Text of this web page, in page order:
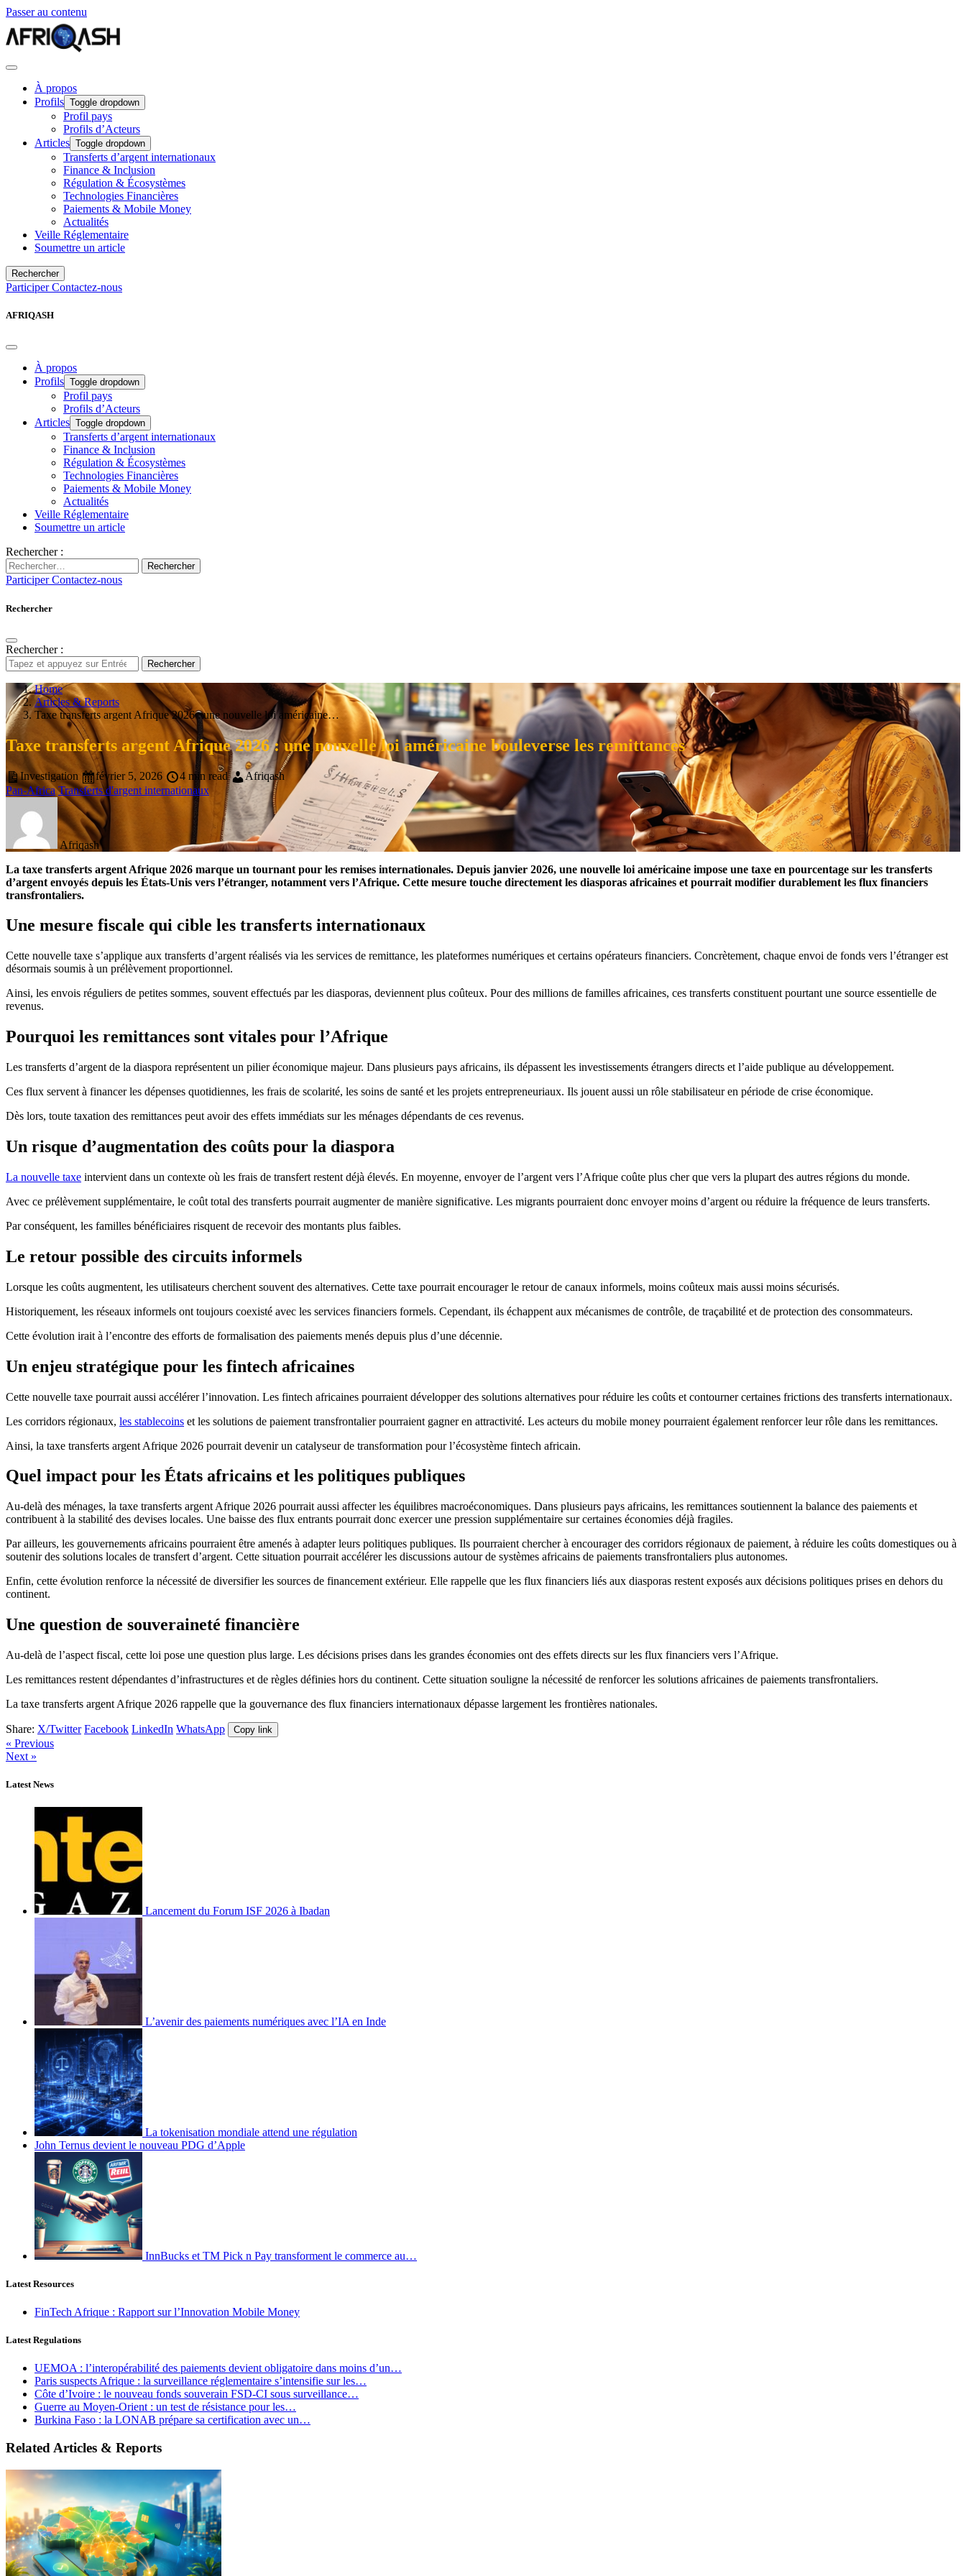
Passer au contenu
À propos
Profils Toggle dropdown
Profil pays
Profils d’Acteurs
Articles Toggle dropdown
Transferts d’argent internationaux
Finance & Inclusion
Régulation & Écosystèmes
Technologies Financières
Paiements & Mobile Money
Actualités
Veille Réglementaire
Soumettre un article
Rechercher
ParticiperContactez-nous
AFRIQASH
À propos
Profils Toggle dropdown
Profil pays
Profils d’Acteurs
Articles Toggle dropdown
Transferts d’argent internationaux
Finance & Inclusion
Régulation & Écosystèmes
Technologies Financières
Paiements & Mobile Money
Actualités
Veille Réglementaire
Soumettre un article
Rechercher :
Rechercher
ParticiperContactez-nous
Rechercher
Rechercher :
Rechercher
Home
Articles & Reports
Taxe transferts argent Afrique 2026 : une nouvelle loi américaine…
Taxe transferts argent Afrique 2026 : une nouvelle loi américaine bouleverse les remittances
Investigation février 5, 2026 4 min read
Afriqash
Pan-Africa Transferts d'argent internationaux
Afriqash
La taxe transferts argent Afrique 2026 marque un tournant pour les remises internationales. Depuis janvier 2026, une nouvelle loi américaine impose une taxe en pourcentage sur les transferts
d’argent envoyés depuis les États-Unis vers l’étranger, notamment vers l’Afrique. Cette mesure touche directement les diasporas africaines et pourrait modifier durablement les flux financiers
transfrontaliers.
Une mesure fiscale qui cible les transferts internationaux
Cette nouvelle taxe s’applique aux transferts d’argent réalisés via les services de remittance, les plateformes numériques et certains opérateurs financiers. Concrètement, chaque envoi de fonds vers l’étranger est
désormais soumis à un prélèvement proportionnel.
Ainsi, les envois réguliers de petites sommes, souvent effectués par les diasporas, deviennent plus coûteux. Pour des millions de familles africaines, ces transferts constituent pourtant une source essentielle de
revenus.
Pourquoi les remittances sont vitales pour l’Afrique
Les transferts d’argent de la diaspora représentent un pilier économique majeur. Dans plusieurs pays africains, ils dépassent les investissements étrangers directs et l’aide publique au développement.
Ces flux servent à financer les dépenses quotidiennes, les frais de scolarité, les soins de santé et les projets entrepreneuriaux. Ils jouent aussi un rôle stabilisateur en période de crise économique.
Dès lors, toute taxation des remittances peut avoir des effets immédiats sur les ménages dépendants de ces revenus.
Un risque d’augmentation des coûts pour la diaspora
La nouvelle taxe intervient dans un contexte où les frais de transfert restent déjà élevés. En moyenne, envoyer de l’argent vers l’Afrique coûte plus cher que vers la plupart des autres régions du monde.
Avec ce prélèvement supplémentaire, le coût total des transferts pourrait augmenter de manière significative. Les migrants pourraient donc envoyer moins d’argent ou réduire la fréquence de leurs transferts.
Par conséquent, les familles bénéficiaires risquent de recevoir des montants plus faibles.
Le retour possible des circuits informels
Lorsque les coûts augmentent, les utilisateurs cherchent souvent des alternatives. Cette taxe pourrait encourager le retour de canaux informels, moins coûteux mais aussi moins sécurisés.
Historiquement, les réseaux informels ont toujours coexisté avec les services financiers formels. Cependant, ils échappent aux mécanismes de contrôle, de traçabilité et de protection des consommateurs.
Cette évolution irait à l’encontre des efforts de formalisation des paiements menés depuis plus d’une décennie.
Un enjeu stratégique pour les fintech africaines
Cette nouvelle taxe pourrait aussi accélérer l’innovation. Les fintech africaines pourraient développer des solutions alternatives pour réduire les coûts et contourner certaines frictions des transferts internationaux.
Les corridors régionaux, les stablecoins et les solutions de paiement transfrontalier pourraient gagner en attractivité. Les acteurs du mobile money pourraient également renforcer leur rôle dans les remittances.
Ainsi, la taxe transferts argent Afrique 2026 pourrait devenir un catalyseur de transformation pour l’écosystème fintech africain.
Quel impact pour les États africains et les politiques publiques
Au-delà des ménages, la taxe transferts argent Afrique 2026 pourrait aussi affecter les équilibres macroéconomiques. Dans plusieurs pays africains, les remittances soutiennent la balance des paiements et
contribuent à la stabilité des devises locales. Une baisse des flux entrants pourrait donc exercer une pression supplémentaire sur certaines économies déjà fragiles.
Par ailleurs, les gouvernements africains pourraient être amenés à adapter leurs politiques publiques. Ils pourraient chercher à encourager des corridors régionaux de paiement, à réduire les coûts domestiques ou à
soutenir des solutions locales de transfert d’argent. Cette situation pourrait accélérer les discussions autour de systèmes africains de paiements transfrontaliers plus autonomes.
Enfin, cette évolution renforce la nécessité de diversifier les sources de financement extérieur. Elle rappelle que les flux financiers liés aux diasporas restent exposés aux décisions politiques prises en dehors du
continent.
Une question de souveraineté financière
Au-delà de l’aspect fiscal, cette loi pose une question plus large. Les décisions prises dans les grandes économies ont des effets directs sur les flux financiers vers l’Afrique.
Les remittances restent dépendantes d’infrastructures et de règles définies hors du continent. Cette situation souligne la nécessité de renforcer les solutions africaines de paiements transfrontaliers.
La taxe transferts argent Afrique 2026 rappelle que la gouvernance des flux financiers internationaux dépasse largement les frontières nationales.
Share: X/Twitter Facebook LinkedIn WhatsApp Copy link
« Previous
Next »
Latest News
Lancement du Forum ISF 2026 à Ibadan
L’avenir des paiements numériques avec l’IA en Inde
La tokenisation mondiale attend une régulation
John Ternus devient le nouveau PDG d’Apple
InnBucks et TM Pick n Pay transforment le commerce au…
Latest Resources
FinTech Afrique : Rapport sur l’Innovation Mobile Money
Latest Regulations
UEMOA : l’interopérabilité des paiements devient obligatoire dans moins d’un…
Paris suspects Afrique : la surveillance réglementaire s’intensifie sur les…
Côte d’Ivoire : le nouveau fonds souverain FSD-CI sous surveillance…
Guerre au Moyen-Orient : un test de résistance pour les…
Burkina Faso : la LONAB prépare sa certification avec un…
Related Articles & Reports